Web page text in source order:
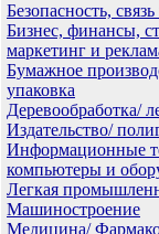
Безопасность,
Бизнес, финансы,
маркетинг и
Бумажное
упаковка
Деревообработка/
Издательство/
Информационные
компьютеры и
Легкая
Машиностроение
Медицина/